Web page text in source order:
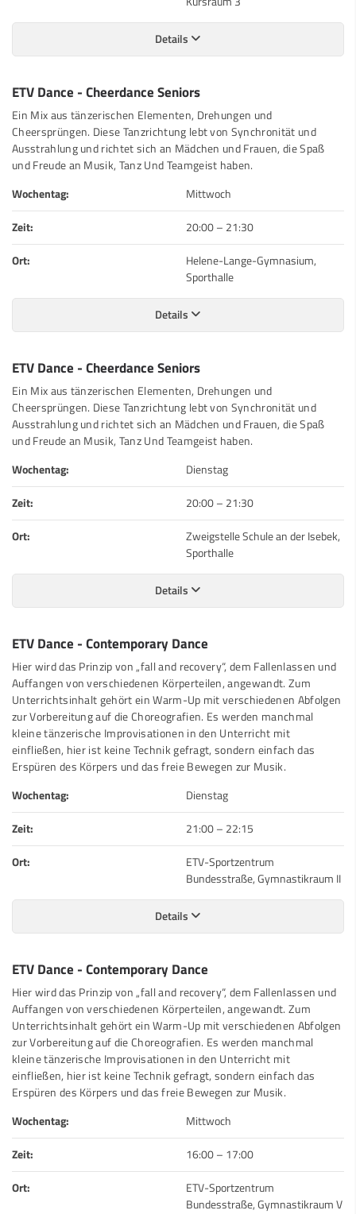
Details
ETV Dance - Cheerdance Seniors
Ein Mix aus tänzerischen Elementen, Drehungen und
Cheersprüngen. Diese Tanzrichtung lebt von Synchronität und
Ausstrahlung und richtet sich an Mädchen und Frauen, die Spaß
und Freude an Musik, Tanz Und Teamgeist haben.
Wochentag:
Mittwoch
Zeit:
20:00– 21:30
Ort:
Helene-Lange-Gymnasium,
Sporthalle
Details
ETV Dance - Cheerdance Seniors
Ein Mix aus tänzerischen Elementen, Drehungen und
Cheersprüngen. Diese Tanzrichtung lebt von Synchronität und
Ausstrahlung und richtet sich an Mädchen und Frauen, die Spaß
und Freude an Musik, Tanz Und Teamgeist haben.
Wochentag:
Dienstag
Zeit:
20:00– 21:30
Ort:
Zweigstelle Schule an der Isebek,
Sporthalle
Details
ETV Dance - Contemporary Dance
Hier wird das Prinzip von „fall and recovery“, dem Fallenlassen und
Auffangen von verschiedenen Körperteilen, angewandt. Zum
Unterrichtsinhalt gehört ein Warm-Up mit verschiedenen Abfolgen
zur Vorbereitung auf die Choreografien. Es werden manchmal
kleine tänzerische Improvisationen in den Unterricht mit
einfließen, hier ist keine Technik gefragt, sondern einfach das
Erspüren des Körpers und das freie Bewegen zur Musik.
Wochentag:
Dienstag
Zeit:
21:00– 22:15
Ort:
ETV-Sportzentrum
Bundesstraße, Gymnastikraum II
Details
ETV Dance - Contemporary Dance
Hier wird das Prinzip von „fall and recovery“, dem Fallenlassen und
Auffangen von verschiedenen Körperteilen, angewandt. Zum
Unterrichtsinhalt gehört ein Warm-Up mit verschiedenen Abfolgen
zur Vorbereitung auf die Choreografien. Es werden manchmal
kleine tänzerische Improvisationen in den Unterricht mit
einfließen, hier ist keine Technik gefragt, sondern einfach das
Erspüren des Körpers und das freie Bewegen zur Musik.
Wochentag:
Mittwoch
Zeit:
16:00– 17:00
Ort:
ETV-Sportzentrum
Bundesstraße, Gymnastikraum V